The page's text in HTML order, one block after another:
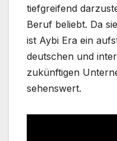
tiefgreifend
Beruf beliebt. Da
ist Aybi Era ein
deutschen und
zukünftigen
sehenswert.